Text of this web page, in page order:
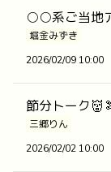
○○系ご当地
堀金みずき
2026/02/09 10:00
節分トーク
三郷りん
2026/02/02 10:00